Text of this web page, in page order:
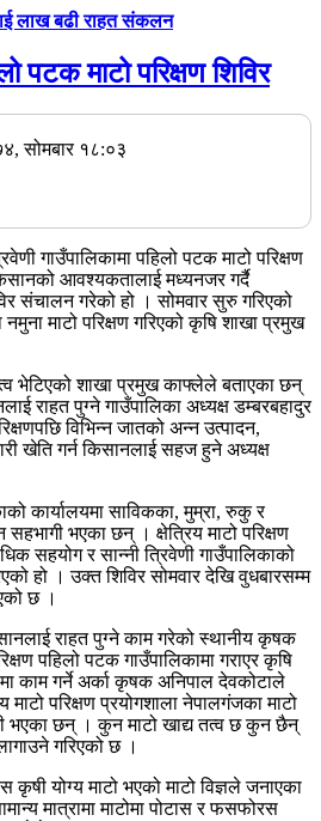
लाख बढी राहत संकलन
पटक माटो परिक्षण शिविर
सोमबार १८:०३
गाउँपालिकामा पहिलो पटक माटो परिक्षण
आवश्यकतालाई मध्यनजर गर्दै
संचालन गरेको हो । सोमवार सुरु गरिएको
नमुना माटो परिक्षण गरिएको कृषि शाखा प्रमुख
भेटिएको शाखा प्रमुख काफ्लेले बताएका छन्
राहत पुग्ने गाउँपालिका अध्यक्ष डम्बरबहादुर
विभिन्न जातको अन्न उत्पादन,
खेति गर्न किसानलाई सहज हुने अध्यक्ष
कार्यालयमा साविकका, मुम्रा, रुकु र
भएका छन् । क्षेत्रिय माटो परिक्षण
सहयोग र सान्नी त्रिवेणी गाउँपालिकाको
हो । उक्त शिविर सोमवार देखि वुधबारसम्म
छ ।
राहत पुग्ने काम गरेको स्थानीय कृषक
पहिलो पटक गाउँपालिकामा गराएर कृषि
काम गर्ने अर्का कृषक अनिपाल देवकोटाले
माटो परिक्षण प्रयोगशाला नेपालगंजका माटो
भएका छन् । कुन माटो खाद्य तत्व छ कुन छैन्
गरिएको छ ।
कृषी योग्य माटो भएको माटो विज्ञले जनाएका
मात्रामा माटोमा पोटास र फसफोरस